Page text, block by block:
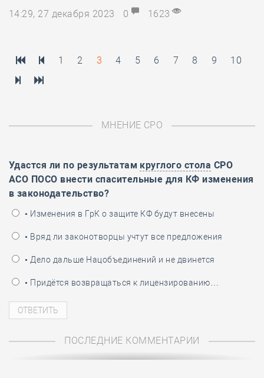
14:29, 27 декабря 2023
0 1623
1 2 3 4 5 6 7 8 9 10
МНЕНИЕ СРО
Удастся ли по результатам круглого стола СРО
АСО ПОСО внести спасительные для КФ изменения
в законодательство?
• Изменения в ГрК о защите КФ будут внесены
• Вряд ли законотворцы учтут все предложения
• Дело дальше Нацобъединений и не двинется
• Придётся возвращаться к лицензированию…
ПОСЛЕДНИЕ КОММЕНТАРИИ